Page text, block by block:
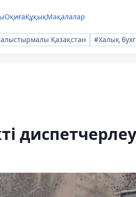
ОқиғаҚұқықМақалалар
Қазақстан #Халық